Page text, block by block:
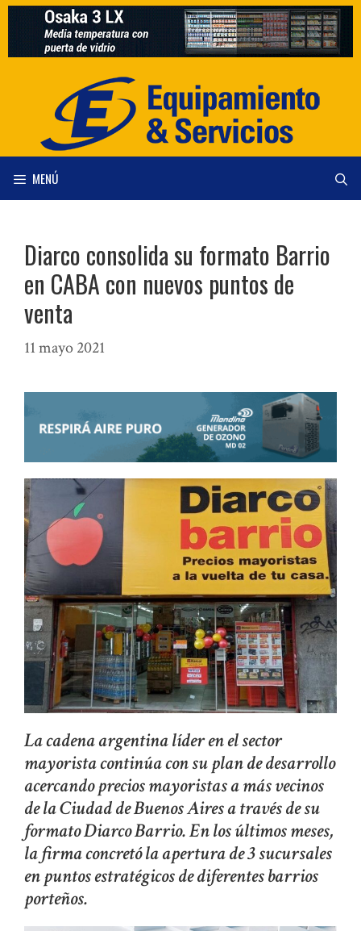
Saltar
contenido
MENÚ
Diarco consolida su formato Barrio
en CABA con nuevos puntos de
venta
11 mayo 2021
La cadena argentina líder en el sector
mayorista continúa con su plan de desarrollo
acercando precios mayoristas a más vecinos
de la Ciudad de Buenos Aires a través de su
formato Diarco Barrio. En los últimos meses,
la firma concretó la apertura de 3 sucursales
en puntos estratégicos de diferentes barrios
porteños.